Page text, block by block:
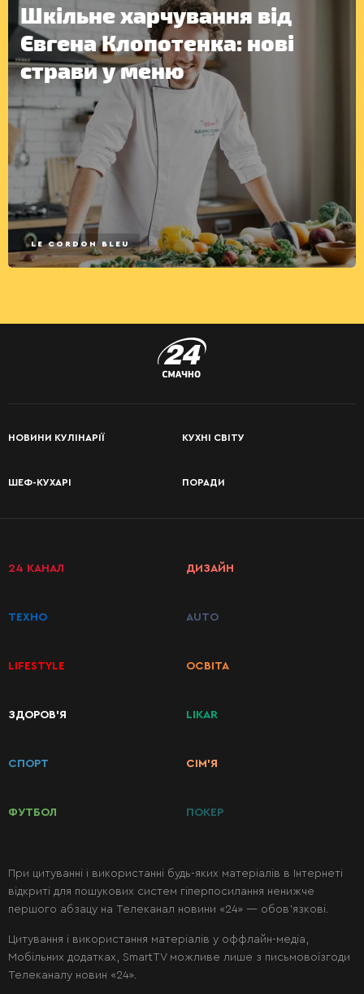
КАТЕГОРІЇ
РЕЦЕПТІВ
Другі
Салати
Шкільне харчування від
Євгена Клопотенка: нові
страви у меню
LE CORDON BLEU
НОВИНИ КУЛІНАРІЇ КУХНІ СВІТУ
ШЕФ-КУХАРІ ПОРАДИ
24 КАНАЛ
ТЕХНО
LIFESTYLE
ЗДОРОВ’Я
СПОРТ
ФУТБОЛ
ДИЗАЙН
AUTO
ОСВІТА
LIKAR
СІМ’Я
ПОКЕР
При цитуванні і використанні будь-яких матеріалів в Інтернеті
відкриті для пошукових систем гіперпосилання ненижче
першого абзацу на Телеканал новини «24» — обов’язкові.
Цитування і використання матеріалів у оффлайн-медіа,
Мобільних додатках, SmartTV можливе лише з письмовоїзгоди
Телеканалу новин «24».